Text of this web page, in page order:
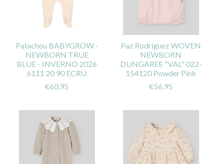
Patachou BABYGROW -
NEWBORN TRUE
BLUE - INVERNO 2026
6111 20 90 ECRU
€60,95
Paz Rodriguez WOVEN
NEWBORN
DUNGAREE "VAL" 022-
154120 Powder Pink
€56,95